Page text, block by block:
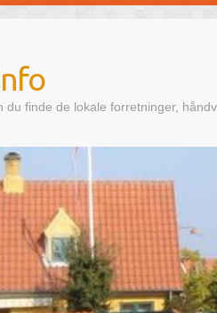
du finde de lokale forretninger,